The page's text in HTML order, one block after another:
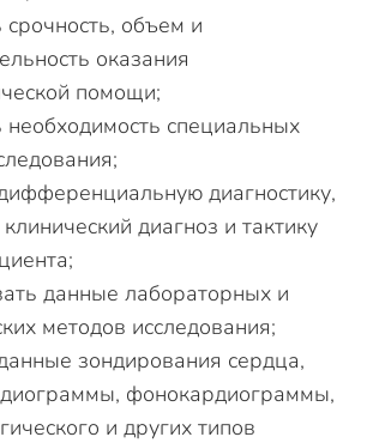
срочность, объем и
оказания
помощи;
необходимость специальных
диагностику,
диагноз и тактику
данные лабораторных и
методов исследования;
зондирования сердца,
фонокардиограммы,
и других типов